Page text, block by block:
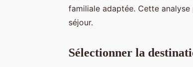
familiale adaptée. Cette
séjour.
Sélectionner la